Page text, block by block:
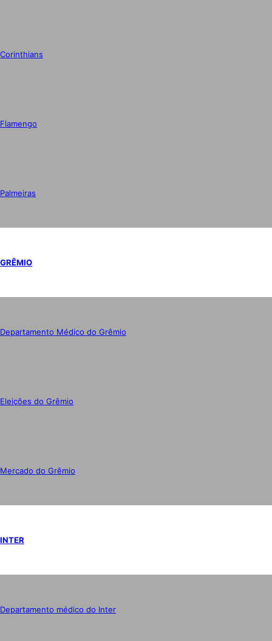
Corinthians
Flamengo
Palmeiras
GRÊMIO
Departamento Médico do Grêmio
Eleições do Grêmio
Mercado do Grêmio
INTER
Departamento médico do Inter